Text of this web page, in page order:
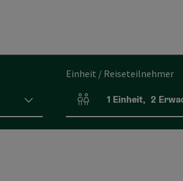
Einheit / Reiseteilnehmer
Einheitenanzahl und
1 Einheit, 2